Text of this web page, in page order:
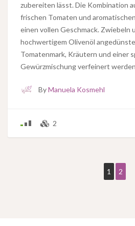
zubereiten lässt. Die Kombination
frischen Tomaten und
einen vollen Geschmack. Zwiebeln
hochwertigem Olivenöl
Tomatenmark, Kräutern und einer
Gewürzmischung verfeinert
ByManuela Kosmehl
2
1 2